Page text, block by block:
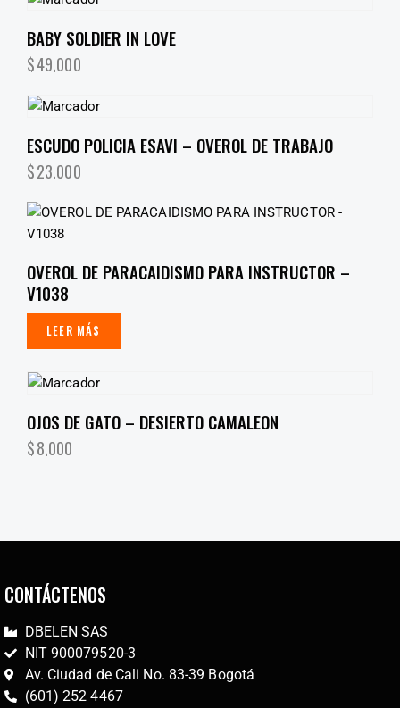
BABY SOLDIER IN LOVE
$49,000
ESCUDO POLICIA ESAVI – OVEROL DE TRABAJO
$23,000
OVEROL DE PARACAIDISMO PARA INSTRUCTOR –
V1038
LEER MÁS
OJOS DE GATO – DESIERTO CAMALEON
$8,000
CONTÁCTENOS
DBELEN SAS
NIT 900079520-3
Av. Ciudad de Cali No. 83-39 Bogotá
(601) 252 4467